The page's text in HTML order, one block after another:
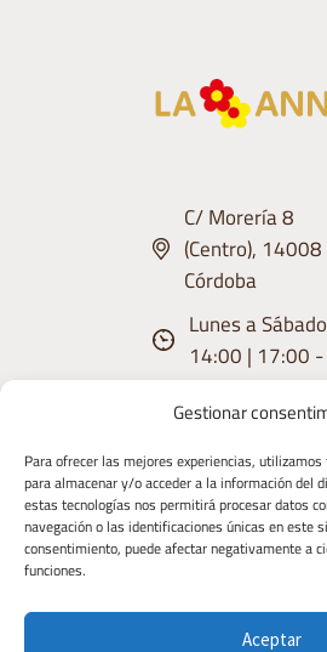
Gestionar
Para ofrecer las mejores experiencias,
para almacenar y/o acceder a la información del
estas tecnologías nos permitirá procesar datos
navegación o las identificaciones únicas en este
consentimiento, puede afectar negativamente a
funciones.
Aceptar
C/ Morería 8
(Centro), 14008
Córdoba
Lunes a
14:00 | 17:00
Aviso
Legal
Condiciones
de uso
Política de
privacidad
Copyright 2026 |